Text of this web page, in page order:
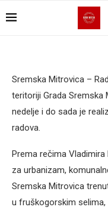
Sremska Mitrovica –
teritoriji Grada Sremska
nedelje i do sada je
radova.
Prema rečima Vladimira
za urbanizam,
Sremska Mitrovica
u fruškogorskim selima,